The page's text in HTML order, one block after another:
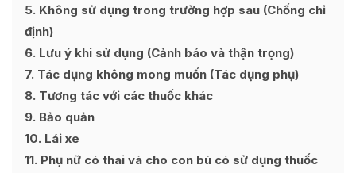
5 Không sử dụng trong trường hợp sau (Chống chỉ
định)
6 Lưu ý khi sử dụng (Cảnh báo và thận trọng)
7 Tác dụng không mong muốn (Tác dụng phụ)
8 Tương tác với các thuốc khác
9 Bảo quản
10 Lái xe
11 Phụ nữ có thai và cho con bú có sử dụng thuốc